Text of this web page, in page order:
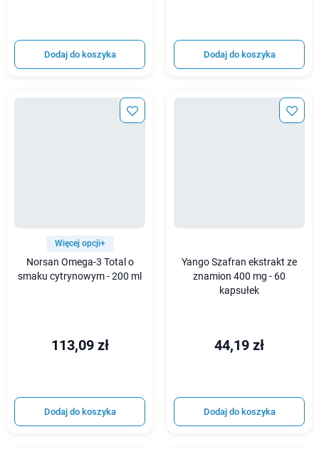
Dodaj do koszyka Dodaj do koszyka
Więcej opcji+
Norsan Omega-3 Total o
smaku cytrynowym - 200 ml
113,09 zł
Dodaj do koszyka
Yango Szafran ekstrakt ze
znamion 400 mg - 60
kapsułek
44,19 zł
Dodaj do koszyka